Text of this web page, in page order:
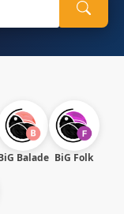
Balade BiG Folk